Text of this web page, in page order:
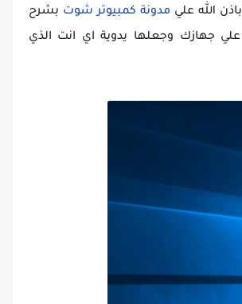
الله علي مدونة كمبيوتر شوت بشرح
التلقائية علي جهازك وجعلها يدوية اي انت الذي